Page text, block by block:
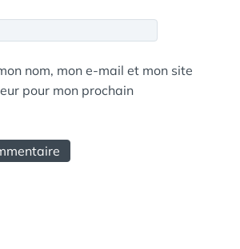
nom, mon e-mail et mon site
pour mon prochain